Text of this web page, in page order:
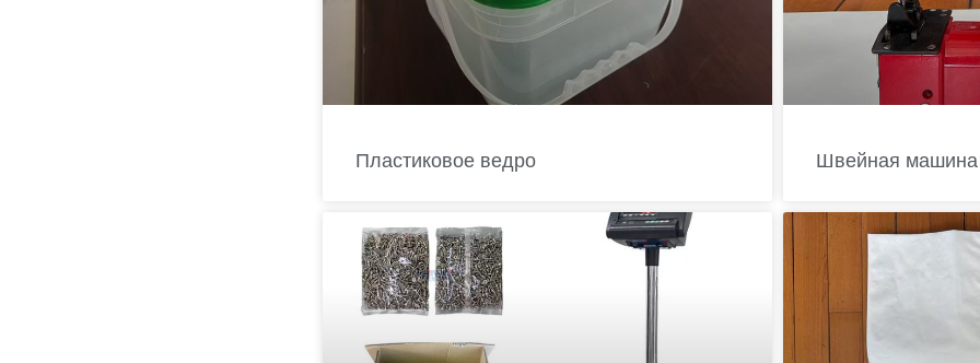
Пластиковое ведро Швейная машина